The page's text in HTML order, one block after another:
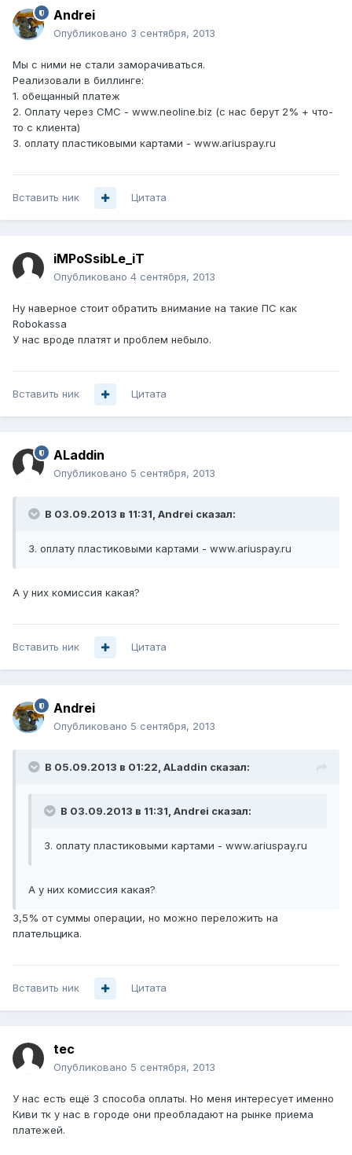
Andrei
Опубликовано 3 сентября, 2013
Мы с ними не стали заморачиваться.
Реализовали в биллинге:
1. обещанный платеж
2. Оплату через СМС - www.neoline.biz (с нас берут 2% + что-
то с клиента)
3. оплату пластиковыми картами - www.ariuspay.ru
Вставить ник Цитата
iMPoSsibLe_iT
Опубликовано 4 сентября, 2013
Ну наверное стоит обратить внимание на такие ПС как
Robokassa
У нас вроде платят и проблем небыло.
Вставить ник Цитата
ALaddin
Опубликовано 5 сентября, 2013
В 03.09.2013 в 11:31, Andrei сказал:
3. оплату пластиковыми картами - www.ariuspay.ru
А у них комиссия какая?
Вставить ник Цитата
Andrei
Опубликовано 5 сентября, 2013
В 05.09.2013 в 01:22, ALaddin сказал:
В 03.09.2013 в 11:31, Andrei сказал:
3. оплату пластиковыми картами - www.ariuspay.ru
А у них комиссия какая?
3,5% от суммы операции, но можно переложить на
плательщика.
Вставить ник Цитата
tec
Опубликовано 5 сентября, 2013
У нас есть ещё 3 способа оплаты. Но меня интересует именно
Киви тк у нас в городе они преобладают на рынке приема
платежей.